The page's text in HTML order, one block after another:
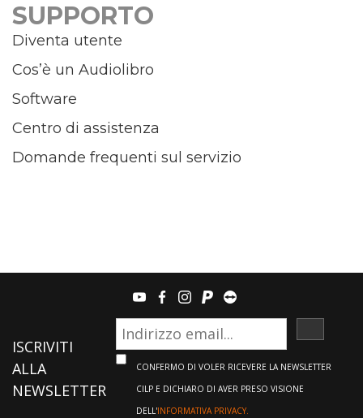
SUPPORTO
Diventa utente
Cos’è un Audiolibro
Software
Centro di assistenza
Domande frequenti sul servizio
youtubefacebook
instagram
paypalteamviewer
ISCRIVITI
ALLA
NEWSLETTER
CONFERMO DI VOLER RICEVERE LA NEWSLETTER
CILP E DICHIARO DI AVER PRESO VISIONE
DELL'INFORMATIVA PRIVACY.